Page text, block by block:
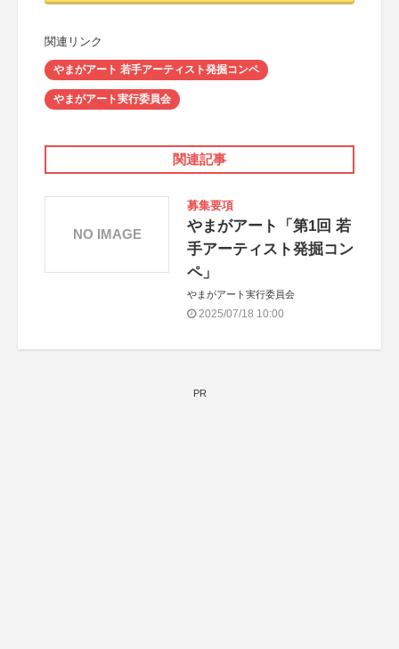
関連リンク
やまがアート 若手アーティスト発掘コンペ
やまがアート実行委員会
関連記事
募集要項
やまがアート「第1回 若
手アーティスト発掘コン
ペ」
やまがアート実行委員会
2025/07/18 10:00
NO IMAGE
PR